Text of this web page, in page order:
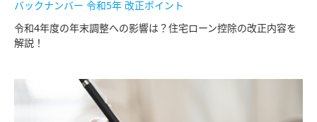
バックナンバー 令和5年 改正ポイント
令和4年度の年末調整への影響は？住宅ローン控除の改正内容を
解説！